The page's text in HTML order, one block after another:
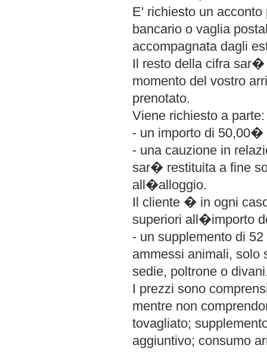
E' richiesto un
bancario o vaglia
accompagnata dagli
Il resto della cifra sar�
momento del vostro
prenotato.
Viene richiesto a parte:
- un importo di 50,00�
- una cauzione in
sar� restituita a fine
all�alloggio.
Il cliente � in ogni
superiori all�importo
- un supplemento di
ammessi animali, solo
sedie, poltrone o
I prezzi sono
mentre non
tovagliato;
aggiuntivo; consumo